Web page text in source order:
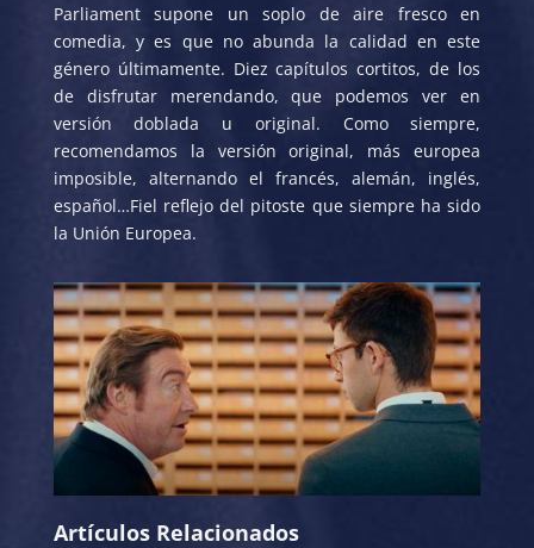
Parliament supone un soplo de aire fresco en
comedia, y es que no abunda la calidad en este
género últimamente. Diez capítulos cortitos, de los
de disfrutar merendando, que podemos ver en
versión doblada u original. Como siempre,
recomendamos la versión original, más europea
imposible, alternando el francés, alemán, inglés,
español…Fiel reflejo del pitoste que siempre ha sido
la Unión Europea.
Artículos Relacionados